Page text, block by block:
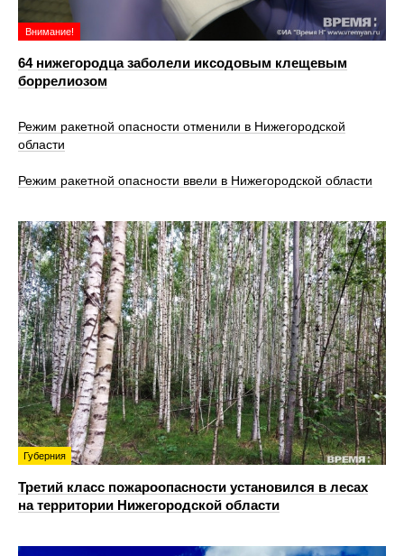
Внимание!
64 нижегородца заболели иксодовым клещевым
боррелиозом
Режим ракетной опасности отменили в Нижегородской
области
Режим ракетной опасности ввели в Нижегородской области
Губерния
Третий класс пожароопасности установился в лесах
на территории Нижегородской области